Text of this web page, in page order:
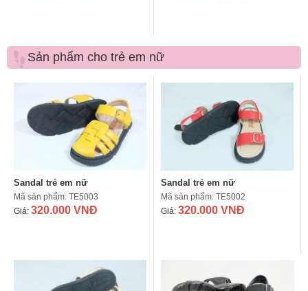
Sản phẩm cho trẻ em nữ
Sandal trẻ em nữ
Mã sản phẩm: TE5003
Giá: 320.000 VNĐ
Sandal trẻ em nữ
Mã sản phẩm: TE5002
Giá: 320.000 VNĐ